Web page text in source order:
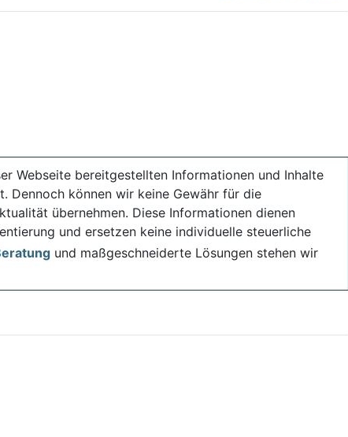
Webseite bereitgestellten Informationen und Inhalte
Dennoch können wir keine Gewähr für die
übernehmen. Diese Informationen dienen
und ersetzen keine individuelle steuerliche
und maßgeschneiderte Lösungen stehen wir